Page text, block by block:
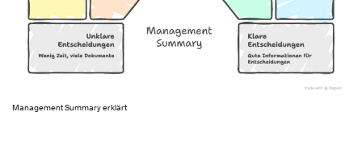
Management Summary erklärt